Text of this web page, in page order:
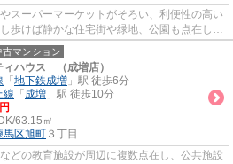
スーパーマーケットがそろい、利便性の高い
歩けば静かな住宅街や緑地、公園も点在して
める人にも適...
古マンション
ィハウス （成増店）
「 地下鉄成増 」駅 徒歩6分
線 「 成増 」駅 徒歩10分
63.15㎡
馬区旭町 ３丁目
どの教育施設が周辺に複数点在し、公共施設